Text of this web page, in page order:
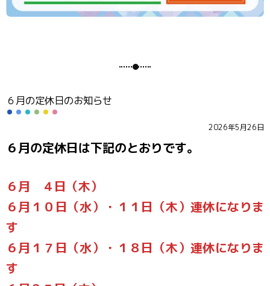
６月の定休日のお知らせ
2026年5月26日
６月の定休日は下記のとおりです。
６月 ４日（木）
６月１０日（水）・１１日（木）連休になりま
す
６月１７日（水）・１８日（木）連休になりま
す